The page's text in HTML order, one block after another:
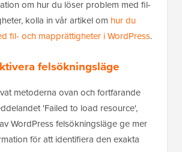
om hur du löser problem med fil-
kolla in vår artikel om hur du
fil- och mapprättigheter i WordPress.
felsökningsläge
metoderna ovan och fortfarande
'Failed to load resource',
WordPress felsökningsläge ge mer
för att identifiera den exakta